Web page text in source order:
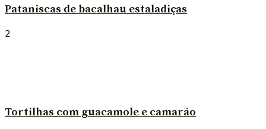
Pataniscas de bacalhau estaladiças
2
Tortilhas com guacamole e camarão